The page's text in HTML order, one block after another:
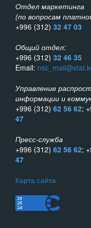
Отдел маркетинга
(по вопросам
+996 (312) 32 47 03
Общий отдел:
+996 (312) 32 46 35
Email:
Управление
информации и
+996 (312) 62 56 62;
47
Пресс-служба
+996 (312) 62 56 62;
47
Карта сайта